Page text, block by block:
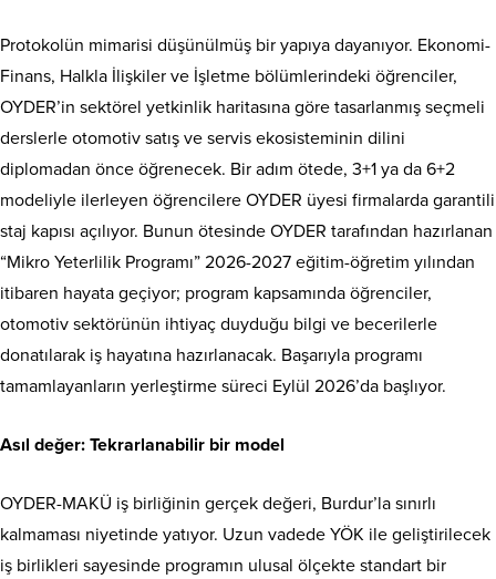
Protokolün mimarisi düşünülmüş bir yapıya dayanıyor. Ekonomi-
Finans, Halkla İlişkiler ve İşletme bölümlerindeki öğrenciler,
OYDER’in sektörel yetkinlik haritasına göre tasarlanmış seçmeli
derslerle otomotiv satış ve servis ekosisteminin dilini
diplomadan önce öğrenecek. Bir adım ötede, 3+1 ya da 6+2
modeliyle ilerleyen öğrencilere OYDER üyesi firmalarda garantili
staj kapısı açılıyor. Bunun ötesinde OYDER tarafından hazırlanan
“Mikro Yeterlilik Programı” 2026-2027 eğitim-öğretim yılından
itibaren hayata geçiyor; program kapsamında öğrenciler,
otomotiv sektörünün ihtiyaç duyduğu bilgi ve becerilerle
donatılarak iş hayatına hazırlanacak. Başarıyla programı
tamamlayanların yerleştirme süreci Eylül 2026’da başlıyor.
Asıl değer: Tekrarlanabilir bir model
OYDER-MAKÜ iş birliğinin gerçek değeri, Burdur’la sınırlı
kalmaması niyetinde yatıyor. Uzun vadede YÖK ile geliştirilecek
iş birlikleri sayesinde programın ulusal ölçekte standart bir